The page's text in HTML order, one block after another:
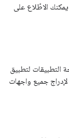
الاطّلاع على
التطبيقات لتطبيق
لإدراج جميع واجهات